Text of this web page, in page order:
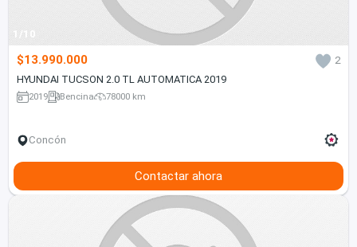
1/10
$13.990.000
2
HYUNDAI TUCSON 2.0 TL AUTOMATICA 2019
2019 Bencina 78000 km
Concón
Contactar ahora